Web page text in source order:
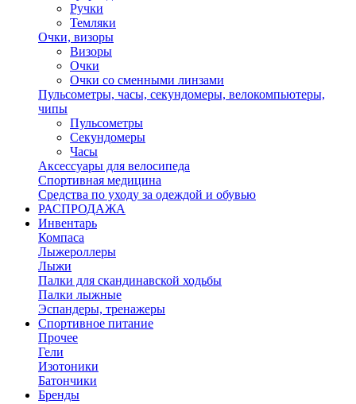
Ручки
Темляки
Очки, визоры
Визоры
Очки
Очки со сменными линзами
Пульсометры, часы, секундомеры, велокомпьютеры,
чипы
Пульсометры
Секундомеры
Часы
Аксессуары для велосипеда
Спортивная медицина
Средства по уходу за одеждой и обувью
РАСПРОДАЖА
Инвентарь
Компаса
Лыжероллеры
Лыжи
Палки для скандинавской ходьбы
Палки лыжные
Эспандеры, тренажеры
Спортивное питание
Прочее
Гели
Изотоники
Батончики
Бренды